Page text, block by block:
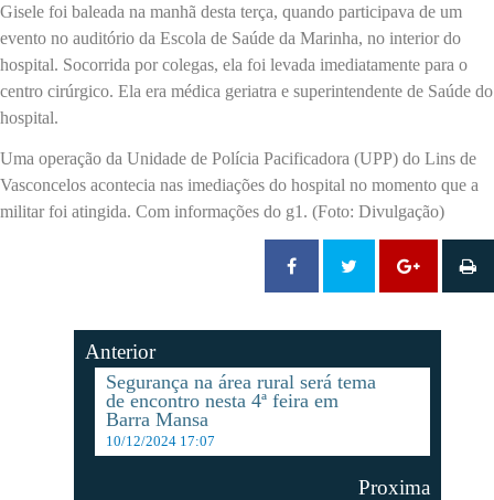
Gisele foi baleada na manhã desta terça, quando participava de um
evento no auditório da Escola de Saúde da Marinha, no interior do
hospital. Socorrida por colegas, ela foi levada imediatamente para o
centro cirúrgico. Ela era médica geriatra e superintendente de Saúde do
hospital.
Uma operação da Unidade de Polícia Pacificadora (UPP) do Lins de
Vasconcelos acontecia nas imediações do hospital no momento que a
militar foi atingida. Com informações do g1. (Foto: Divulgação)
Anterior
Segurança na área rural será tema
de encontro nesta 4ª feira em
Barra Mansa
10/12/2024 17:07
Proxima